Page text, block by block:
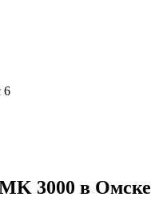
6
3000 в Омске